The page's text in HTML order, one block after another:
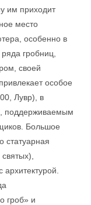
им приходит
место
особенно в
гробниц,
своей
особое
Лувр), в
поддерживаемым
Большое
статуарная
гроб» и